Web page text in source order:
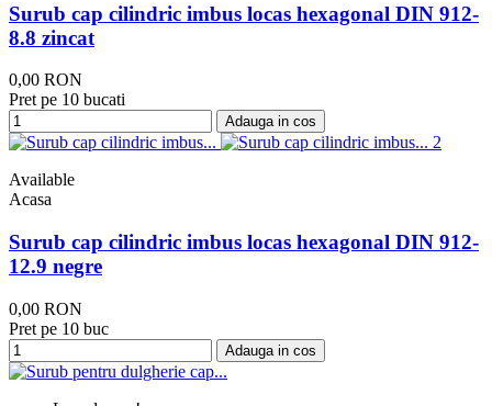
Surub cap cilindric imbus locas hexagonal DIN 912-
8.8 zincat
0,00 RON
Pret pe 10 bucati
Adauga in cos
Available
Acasa
Surub cap cilindric imbus locas hexagonal DIN 912-
12.9 negre
0,00 RON
Pret pe 10 buc
Adauga in cos